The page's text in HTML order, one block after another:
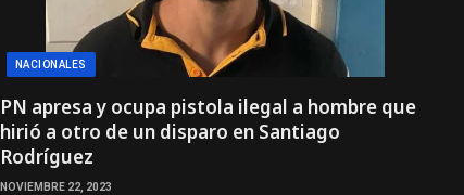
NACIONALES
PN apresa y ocupa pistola ilegal a hombre que
hirió a otro de un disparo en Santiago
Rodríguez
NOVIEMBRE 22, 2023